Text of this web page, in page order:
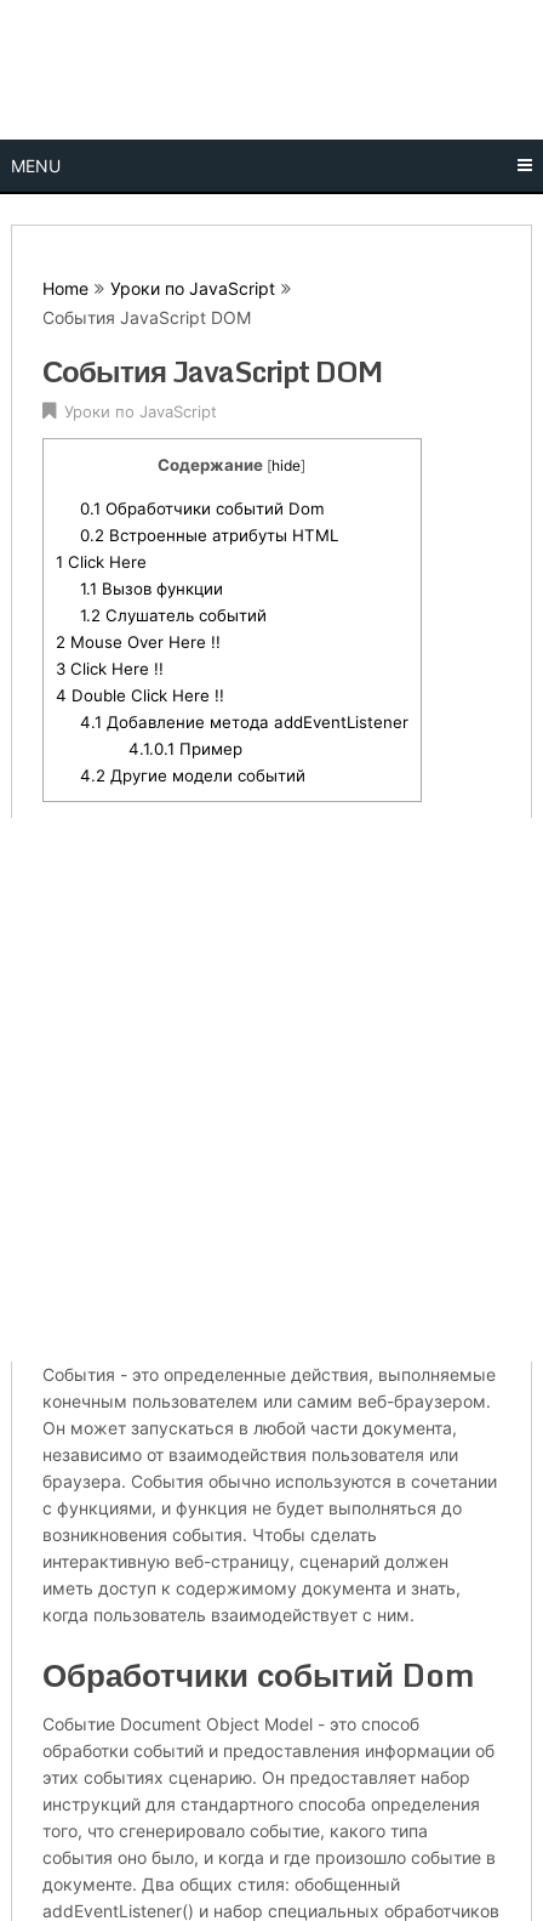
MENU
Home
Уроки по JavaScript
События JavaScript DOM
События JavaScript DOM
Уроки по JavaScript
Содержание [hide]
0.1 Обработчики событий Dom
0.2 Встроенные атрибуты HTML
1 Click Here
1.1 Вызов функции
1.2 Слушатель событий
2 Mouse Over Here !!
3Click Here !!
4 Double Click Here !!
4.1 Добавление метода addEventListener
4.1.0.1 Пример
4.2 Другие модели событий
События - это определенные действия, выполняемые
конечным пользователем или самим веб-браузером.
Он может запускаться в любой части документа,
независимо от взаимодействия пользователя или
браузера. События обычно используются в сочетании
с функциями, и функция не будет выполняться до
возникновения события. Чтобы сделать
интерактивную веб-страницу, сценарий должен
иметь доступ к содержимому документа и знать,
когда пользователь взаимодействует с ним.
Обработчики событий Dom
Событие Document Object Model - это способ
обработки событий и предоставления информации об
этих событиях сценарию. Он предоставляет набор
инструкций для стандартного способа определения
того, что сгенерировало событие, какого типа
события оно было, и когда и где произошло событие в
документе. Два общих стиля: обобщенный
addEventListener() и набор специальных обработчиков